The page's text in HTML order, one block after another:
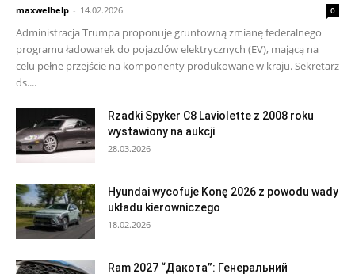
maxwelhelp - 14.02.2026 0
Administracja Trumpa proponuje gruntowną zmianę federalnego
programu ładowarek do pojazdów elektrycznych (EV), mającą na
celu pełne przejście na komponenty produkowane w kraju. Sekretarz
ds....
Rzadki Spyker C8 Laviolette z 2008 roku
wystawiony na aukcji
28.03.2026
Hyundai wycofuje Konę 2026 z powodu wady
układu kierowniczego
18.02.2026
Ram 2027 “Дакота”: Генеральний